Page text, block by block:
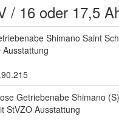
/ 16 oder 17,5
Shimano Saint
Ausstattung
Getriebenabe Shimano
StVZO Ausstattung